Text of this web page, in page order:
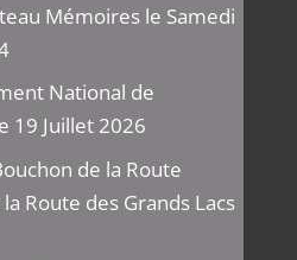
Mémoires le Samedi
National de
19 Juillet 2026
de la Route
Route des Grands Lacs